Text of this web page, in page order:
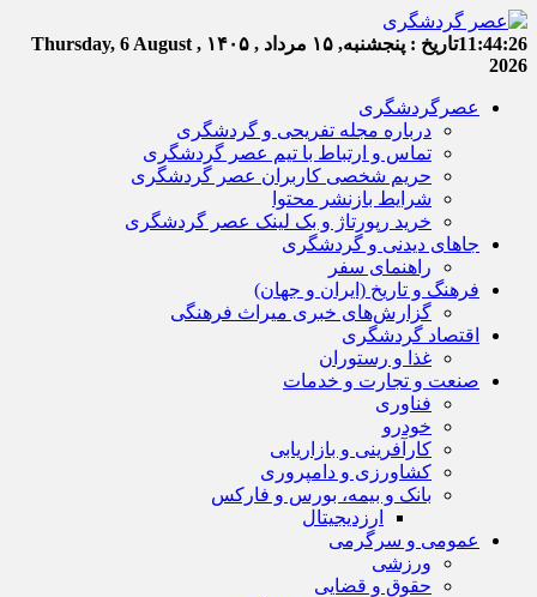
11:44:27تاریخ : پنجشنبه, ۱۵ مرداد , ۱۴۰۵
Thursday, 6 August ,
2026
عصرگردشگری
درباره مجله تفریحی و گردشگری
تماس و ارتباط با تیم عصر گردشگری
حریم شخصی کاربران عصر گردشگری
شرایط بازنشر محتوا
خرید رپورتاژ و بک لینک عصر گردشگری
جاهای دیدنی و گردشگری
راهنمای سفر
فرهنگ و تاریخ (ایران و جهان)
گزارش‌های خبری میراث فرهنگی
اقتصاد گردشگری
غذا و رستوران
صنعت و تجارت و خدمات
فناوری
خودرو
کارآفرینی و بازاریابی
کشاورزی و دامپروری
بانک و بیمه، بورس و فارکس
ارزدیجیتال
عمومی و سرگرمی
ورزشی
حقوق و قضایی